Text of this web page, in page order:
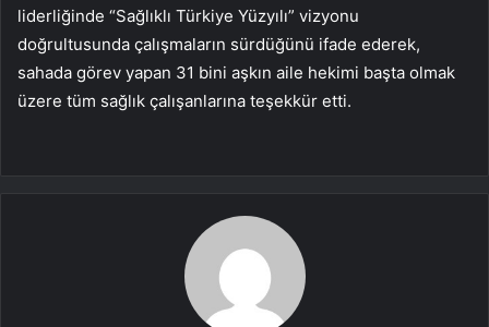
liderliğinde “Sağlıklı Türkiye Yüzyılı” vizyonu
doğrultusunda çalışmaların sürdüğünü ifade ederek,
sahada görev yapan 31 bini aşkın aile hekimi başta olmak
üzere tüm sağlık çalışanlarına teşekkür etti.